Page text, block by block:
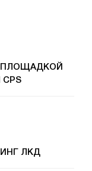
ПЛОЩАДКОЙ
ЛКД